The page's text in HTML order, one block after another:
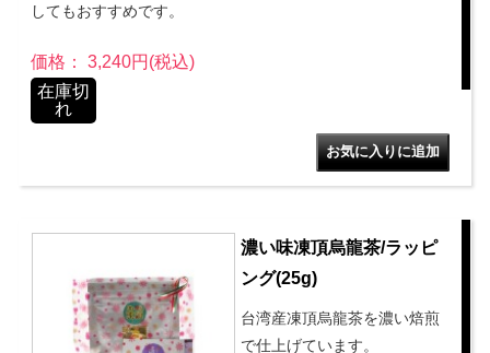
してもおすすめです。
価格： 3,240円(税込)
在庫切
れ
濃い味凍頂烏龍茶/ラッピ
ング(25g)
台湾産凍頂烏龍茶を濃い焙煎
で仕上げています。